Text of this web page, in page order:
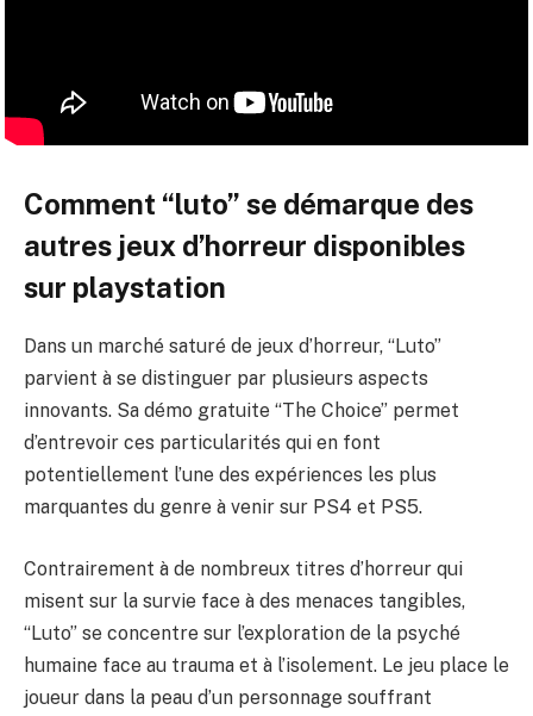
Comment “luto” se démarque des
autres jeux d’horreur disponibles
sur playstation
Dans un marché saturé de jeux d’horreur, “Luto”
parvient à se distinguer par plusieurs aspects
innovants. Sa démo gratuite “The Choice” permet
d’entrevoir ces particularités qui en font
potentiellement l’une des expériences les plus
marquantes du genre à venir sur PS4 et PS5.
Contrairement à de nombreux titres d’horreur qui
misent sur la survie face à des menaces tangibles,
“Luto” se concentre sur l’exploration de la psyché
humaine face au trauma et à l’isolement. Le jeu place le
joueur dans la peau d’un personnage souffrant